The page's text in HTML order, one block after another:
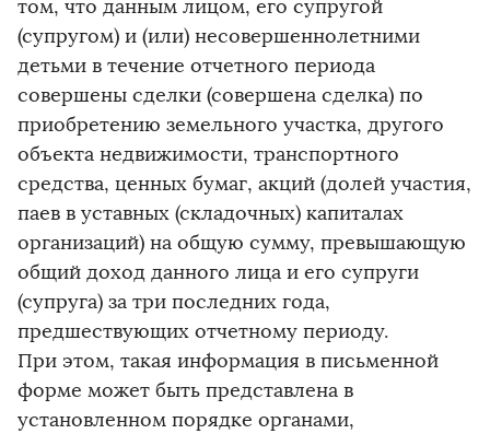
том, что данным лицом, его супругой
(супругом) и (или) несовершеннолетними
детьми в течение отчетного периода
совершены сделки (совершена сделка) по
приобретению земельного участка, другого
объекта недвижимости, транспортного
средства, ценных бумаг, акций (долей участия,
паев в уставных (складочных) капиталах
организаций) на общую сумму, превышающую
общий доход данного лица и его супруги
(супруга) за три последних года,
предшествующих отчетному периоду.
При этом, такая информация в письменной
форме может быть представлена в
установленном порядке органами,